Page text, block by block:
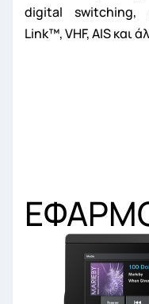
digital switching,
Link™, VHF, AIS και
ΕΦΑ